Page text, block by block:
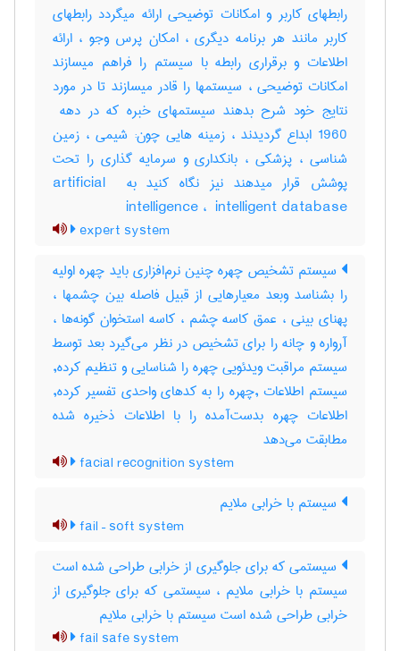
رابطهای کاربر و امکانات توضیحی ارائه میگردد رابطهای
کاربر مانند هر برنامه دیگری ، امکان پرس وجو ، ارائه
اطلاعات و برقراری رابطه با سیستم را فراهم میسازند
امکانات توضیحی ، سیستمها را قادر میسازند تا در مورد
1960 ابداع گردیدند ، زمینه هایی چون: شیمی ، زمین
شناسی ، پزشکی ، بانکداری و سرمایه گذاری را تحت
پوشش قرار میدهند نیز نگاه کنید به ‎artificial ‎
intelligence ، ‎ intelligent database
expert system
سیستم تشخیص چهره چنین نرم‌افزاری باید چهره اولیه
را بشناسد وبعد معیارهایی از قبیل فاصله بین چشمها ،
پهنای بینی ، عمق کاسه چشم ، کاسه استخوان گونه‌ها ،
آرواره و چانه را برای تشخیص در نظر می‌گیرد بعد توسط
سیستم مراقبت ویدئویی چهره را شناسایی و تنظیم کرده,
سیستم اطلاعات ,چهره را به کدهای واحدی تفسیر کرده,
اطلاعات چهره بدست‌آمده را با اطلاعات ذخیره شده
مطابقت می‌دهد
facial recognition system
سیستم با خرابی ملایم
fail – soft system
سیستمی که برای جلوگیری از خرابی طراحی شده است
سیستم با خرابی ملایم ، سیستمی که برای جلوگیری از
خرابی طراحی شده است سیستم با خرابی ملایم
fail safe system